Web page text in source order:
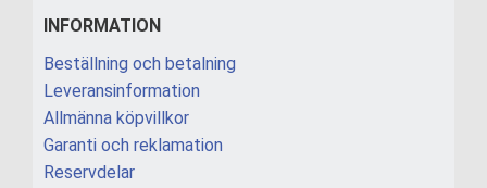
INFORMATION
Beställning och betalning
Leveransinformation
Allmänna köpvillkor
Garanti och reklamation
Reservdelar